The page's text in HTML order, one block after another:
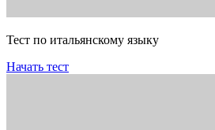
Тест по итальянскому языку
Начать тест